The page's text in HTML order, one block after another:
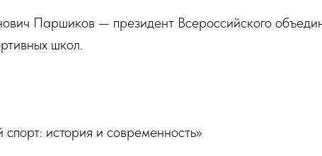
Паршиков — президент Всероссийского
школ.
история и современность»